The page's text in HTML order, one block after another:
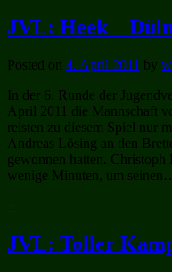
JVL: Heek –
Posted on 4. April 2011 by
In der 6. Runde der
April 2011 die Mannschaft
reisten zu diesem Spiel nur
Andreas Lösing an den
gewonnen hatten.
wenige Minuten, um
+
JVL: Toller